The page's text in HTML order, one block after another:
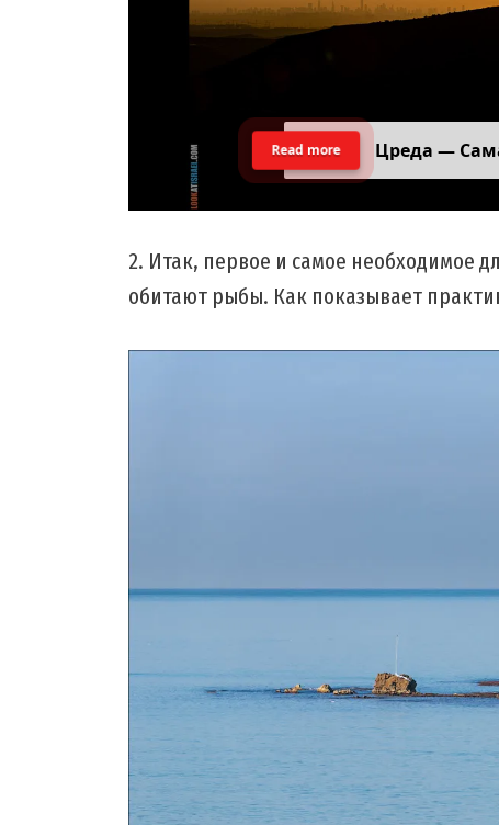
Цреда —
Read more
2. Итак, первое и самое необходимое
обитают рыбы. Как показывает